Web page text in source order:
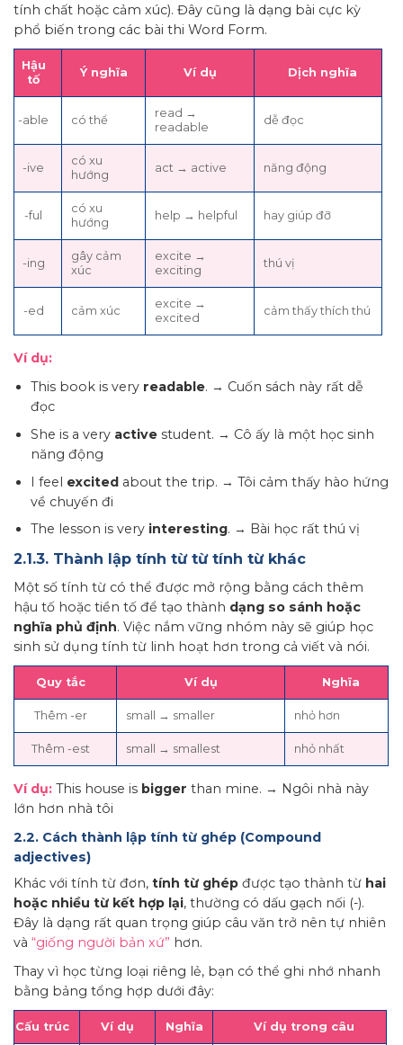
tính chất hoặc cảm xúc). Đây cũng là dạng bài cực kỳ
phổ biến trong các bài thi Word Form.
Hậu
tố
Ý nghĩa Ví dụ Dịch nghĩa
-able có thể
read →
readable
dễ đọc
-ive
có xu
hướng
act → active năng động
-ful
có xu
hướng
help → helpful hay giúp đỡ
-ing
gây cảm
xúc
excite →
exciting
thú vị
-ed cảm xúc
excite →
excited
cảm thấy thích thú
Ví dụ:
This book is very readable. → Cuốn sách này rất dễ
đọc
She is a very activestudent. → Cô ấy là một học sinh
năng động
I feel excitedabout the trip. → Tôi cảm thấy hào hứng
về chuyến đi
The lesson is very interesting. → Bài học rất thú vị
2.1.3. Thành lập tính từ từ tính từ khác
Một số tính từ có thể được mở rộng bằng cách thêm
hậu tố hoặc tiền tố để tạo thành dạng so sánh hoặc
nghĩa phủ định. Việc nắm vững nhóm này sẽ giúp học
sinh sử dụng tính từ linh hoạt hơn trong cả viết và nói.
Quy tắc Ví dụ Nghĩa
Thêm -er small → smaller nhỏ hơn
Thêm -est small → smallest nhỏ nhất
Ví dụ: This house is bigger than mine. → Ngôi nhà này
lớn hơn nhà tôi
2.2. Cách thành lập tính từ ghép (Compound
adjectives)
Khác với tính từ đơn, tính từ ghép được tạo thành từ hai
hoặc nhiều từ kết hợp lại, thường có dấu gạch nối (-).
Đây là dạng rất quan trọng giúp câu văn trở nên tự nhiên
và “giống người bản xứ” hơn.
Thay vì học từng loại riêng lẻ, bạn có thể ghi nhớ nhanh
bằng bảng tổng hợp dưới đây:
Cấu trúc Ví dụ Nghĩa Ví dụ trong câu